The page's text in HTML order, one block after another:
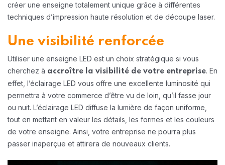
créer une enseigne totalement unique grâce à différentes
techniques d’impression haute résolution et de découpe laser.
Une visibilité renforcée
Utiliser une enseigne LED est un choix stratégique si vous
cherchez à accroître la visibilité de votre entreprise. En
effet, l’éclairage LED vous offre une excellente luminosité qui
permettra à votre commerce d’être vu de loin, qu’il fasse jour
ou nuit. L’éclairage LED diffuse la lumière de façon uniforme,
tout en mettant en valeur les détails, les formes et les couleurs
de votre enseigne. Ainsi, votre entreprise ne pourra plus
passer inaperçue et attirera de nouveaux clients.